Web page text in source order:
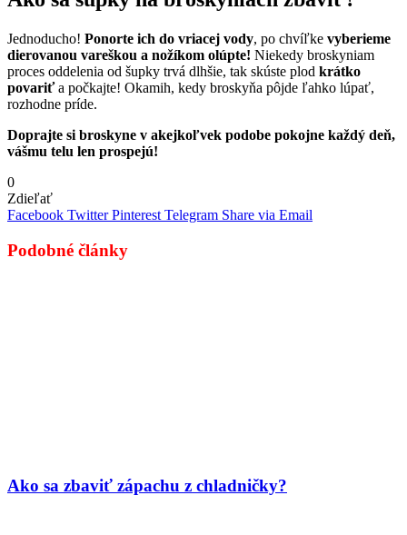
Jednoducho! Ponorte ich do vriacej vody, po chvíľke vyberieme
dierovanou vareškou a nožíkom olúpte! Niekedy broskyniam
proces oddelenia od šupky trvá dlhšie, tak skúste plod krátko
povariťa počkajte! Okamih, kedy broskyňa pôjde ľahko lúpať,
rozhodne príde.
Doprajte si broskyne v akejkoľvek podobe pokojne každý deň,
vášmu telu len prospejú!
0
Zdieľať
Facebook Twitter Pinterest Telegram Share via Email
Podobné články
Ako sa zbaviť zápachu z chladničky?